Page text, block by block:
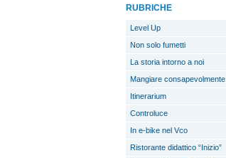
RUBRICHE
Level Up
Non solo fumetti
La storia intorno a noi
Mangiare consapevolmente
Itinerarium
Controluce
In e-bike nel Vco
Ristorante didattico “Inizio”